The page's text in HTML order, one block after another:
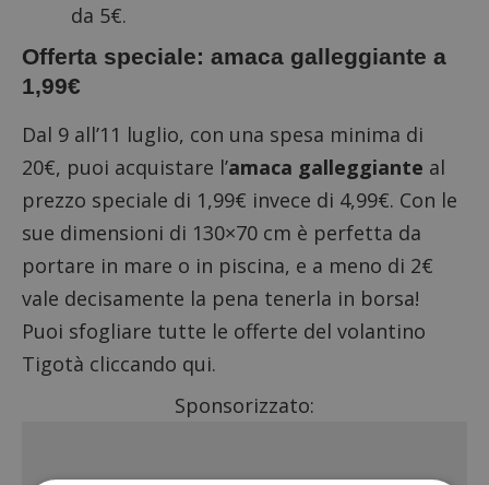
da 5€.
Offerta speciale: amaca galleggiante a
1,99€
Dal 9 all’11 luglio, con una spesa minima di
20€, puoi acquistare l’amaca galleggiante al
prezzo speciale di 1,99€ invece di 4,99€. Con le
sue dimensioni di 130×70 cm è perfetta da
portare in mare o in piscina, e a meno di 2€
vale decisamente la pena tenerla in borsa!
Puoi sfogliare tutte le offerte del volantino
Tigotà cliccando qui.
Sponsorizzato: